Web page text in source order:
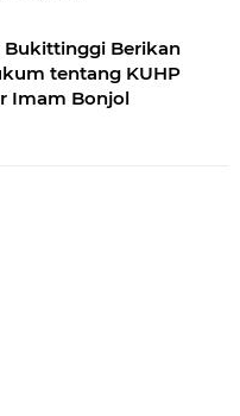
Bukittinggi Berikan
tentang KUHP
Imam Bonjol